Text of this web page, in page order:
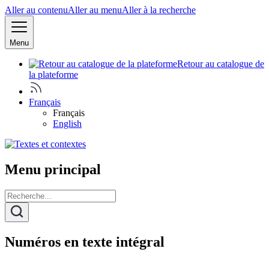
Aller au contenuAller au menuAller à la recherche
Menu
Retour au catalogue de
la plateforme
Français
Français
English
Menu principal
Numéros en texte intégral